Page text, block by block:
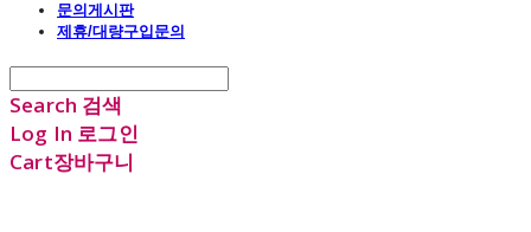
문의게시판
제휴/대량구입문의
Search 검색
Log In 로그인
Cart장바구니